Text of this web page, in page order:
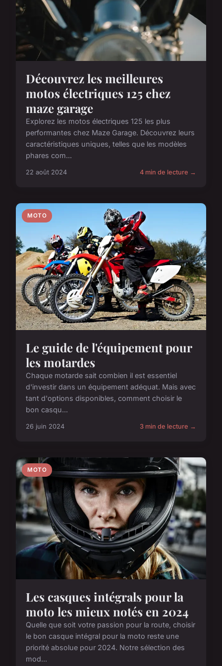
Découvrez les meilleures
motos électriques 125 chez
maze garage
Explorez les motos électriques 125 les plus
performantes chez Maze Garage. Découvrez leurs
caractéristiques uniques, telles que les modèles
phares com...
22 août 2024 4 min de lecture →
MOTO
Le guide de l'équipement pour
les motardes
Chaque motarde sait combien il est essentiel
d'investir dans un équipement adéquat. Mais avec
tant d'options disponibles, comment choisir le
bon casqu...
26 juin 2024 3 min de lecture →
MOTO
Les casques intégrals pour la
moto les mieux notés en 2024
Quelle que soit votre passion pour la route, choisir
le bon casque intégral pour la moto reste une
priorité absolue pour 2024. Notre sélection des
mod...